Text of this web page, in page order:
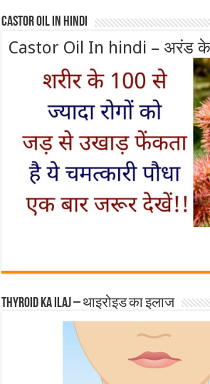
Castor Oil In Hindi
Castor Oil In hindi – अरंड
Thyroid ka ilaj – थाइरोइड का इलाज